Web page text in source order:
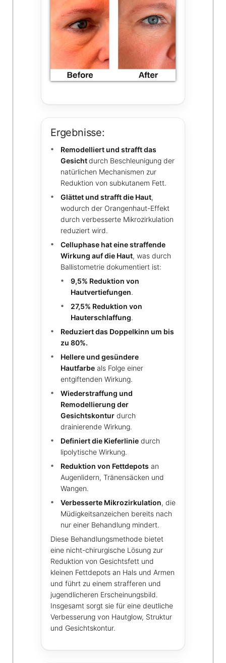
Ergebnisse:
Remodelliert und strafft das
Gesichtdurch Beschleunigung der
natürlichen Mechanismen zur
Reduktion von subkutanem Fett.
Glättet und strafft die Haut,
wodurch der Orangenhaut-Effekt
durch verbesserte Mikrozirkulation
reduziert wird.
Celluphase hat eine straffende
Wirkung auf die Haut, was durch
Ballistometrie dokumentiert ist:
9,5% Reduktion von
Hautvertiefungen.
27,5% Reduktion von
Hauterschlaffung.
Reduziert das Doppelkinn um bis
zu 80%.
Hellere und gesündere
Hautfarbe als Folge einer
entgiftenden Wirkung.
Wiederstraffung und
Remodellierung der
Gesichtskontur durch
drainierende Wirkung.
Definiert die Kieferlinie durch
lipolytische Wirkung.
Reduktion von Fettdepots an
Augenlidern, Tränensäcken und
Wangen.
Verbesserte Mikrozirkulation, die
Müdigkeitsanzeichen bereits nach
nur einer Behandlung mindert.
Diese Behandlungsmethode bietet
eine nicht-chirurgische Lösung zur
Reduktion von Gesichtsfett und
kleinen Fettdepots an Hals und Armen
und führt zu einem strafferen und
jugendlicheren Erscheinungsbild.
Insgesamt sorgt sie für eine deutliche
Verbesserung von Hautglow, Struktur
und Gesichtskontur.